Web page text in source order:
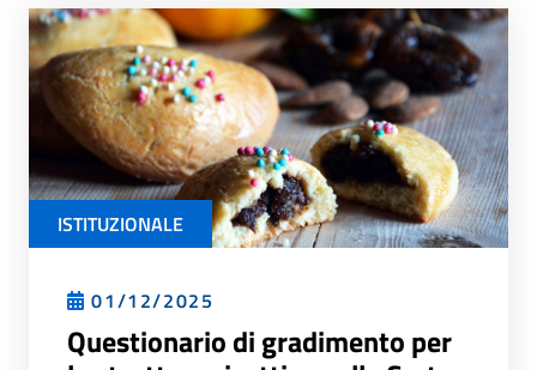
ISTITUZIONALE
01/12/2025
Questionario di gradimento per